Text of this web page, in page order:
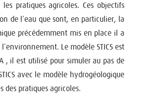
pratiques agricoles. Ces objectifs
de l’eau que sont, en particulier, la
précédemment mis en place il a
Le modèle STICS est
, il est utilisé pour simuler au pas de
avec le modèle hydrogéologique
des pratiques agricoles.